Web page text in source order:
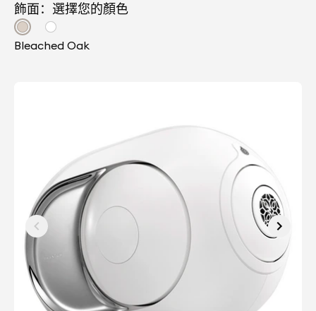
飾面：選擇您的顏色
Bleached Oak